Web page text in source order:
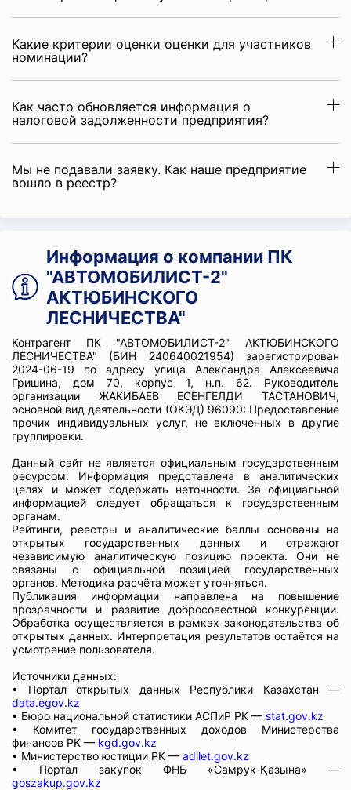
Какие критерии оценки оценки для участников
номинации?
Как часто обновляется информация о
налоговой задолженности предприятия?
Мы не подавали заявку. Как наше предприятие
вошло в реестр?
Информация о компании ПК
"АВТОМОБИЛИСТ-2"
АКТЮБИНСКОГО
ЛЕСНИЧЕСТВА"
Контрагент ПК "АВТОМОБИЛИСТ-2" АКТЮБИНСКОГО
ЛЕСНИЧЕСТВА" (БИН 240640021954) зарегистрирован
2024-06-19 по адресу улица Александра Алексеевича
Гришина, дом 70, корпус 1, н.п. 62. Руководитель
организации ЖАКИБАЕВ ЕСЕНГЕЛДИ ТАСТАНОВИЧ,
основной вид деятельности (ОКЭД) 96090: Предоставление
прочих индивидуальных услуг, не включенных в другие
группировки.
Данный сайт не является официальным государственным
ресурсом. Информация представлена в аналитических
целях и может содержать неточности. За официальной
информацией следует обращаться к государственным
органам.
Рейтинги, реестры и аналитические баллы основаны на
открытых государственных данных и отражают
независимую аналитическую позицию проекта. Они не
связаны с официальной позицией государственных
органов. Методика расчёта может уточняться.
Публикация информации направлена на повышение
прозрачности и развитие добросовестной конкуренции.
Обработка осуществляется в рамках законодательства об
открытых данных. Интерпретация результатов остаётся на
усмотрение пользователя.
Источники данных:
• Портал открытых данных Республики Казахстан —
data.egov.kz
• Бюро национальной статистики АСПиР РК — stat.gov.kz
• Комитет государственных доходов Министерства
финансов РК — kgd.gov.kz
• Министерство юстиции РК — adilet.gov.kz
• Портал закупок ФНБ «Самрук-Қазына» —
goszakup.gov.kz